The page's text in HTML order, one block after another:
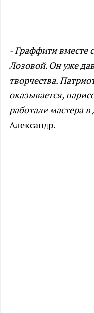
- Граффити вместе
Лозовой. Он уже
творчества.
оказывается,
работали мастера
Александр.